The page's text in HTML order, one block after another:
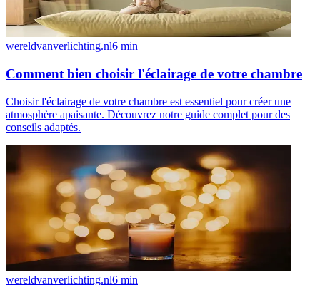
wereldvanverlichting.nl6 min
Comment bien choisir l'éclairage de votre chambre
Choisir l'éclairage de votre chambre est essentiel pour créer une
atmosphère apaisante. Découvrez notre guide complet pour des
conseils adaptés.
wereldvanverlichting.nl6 min